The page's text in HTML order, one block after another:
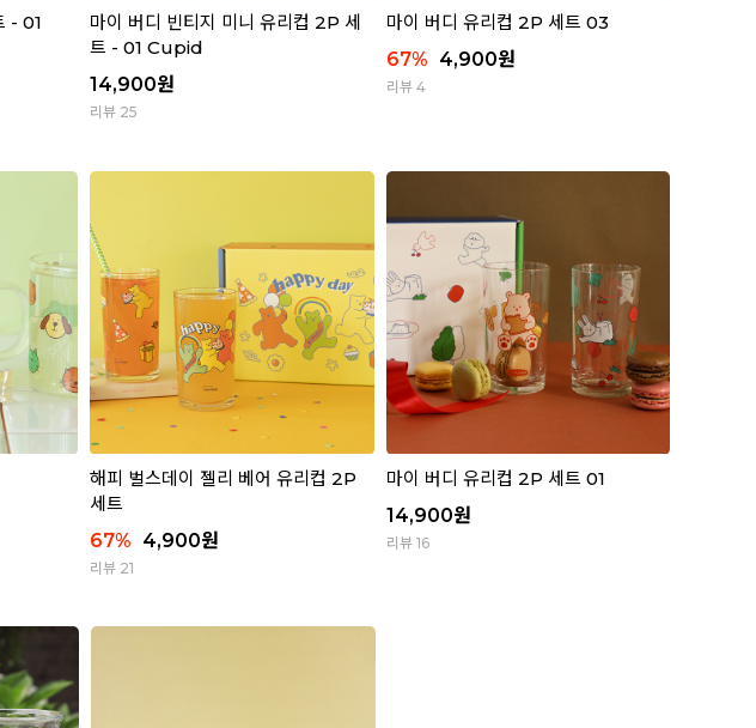
- 01
마이 버디 빈티지 미니 유리컵 2P 세
트 - 01 Cupid
14,900원
리뷰 25
마이 버디 유리컵 2P 세트 03
67% 4,900원
리뷰 4
해피 벌스데이 젤리 베어 유리컵 2P
세트
67% 4,900원
리뷰 21
마이 버디 유리컵 2P 세트 01
14,900원
리뷰 16